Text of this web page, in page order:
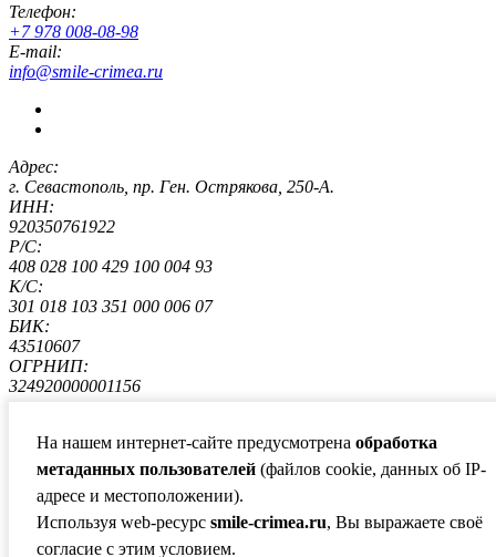
Телефон:
+7 978 008-08-98
E-mail:
info@smile-crimea.ru
Адрес:
г. Севастополь, пр. Ген. Острякова, 250-А.
ИНН:
920350761922
Р/С:
408 028 100 429 100 004 93
К/С:
301 018 103 351 000 006 07
БИК:
43510607
ОГРНИП:
324920000001156
сохраняются за правообладателями
Политика конфиденциальности
Согласие на обработку персональных данных
Сайты для бизнеса
На нашем интернет-сайте предусмотрена обработка
метаданных пользователей (файлов cookie, данных об IP-
адресе и местоположении).
Используя web-ресурс smile-crimea.ru, Вы выражаете своё
согласие с этим условием.